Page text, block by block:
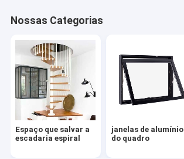
Oficina da construção de aço
Mobília moderna simples
Armários de banheiro personalizados
Revestimento de madeira da grão
Nossas Categorias
Espaço que salvar a
escadaria espiral
janelas de alumínio
do quadro